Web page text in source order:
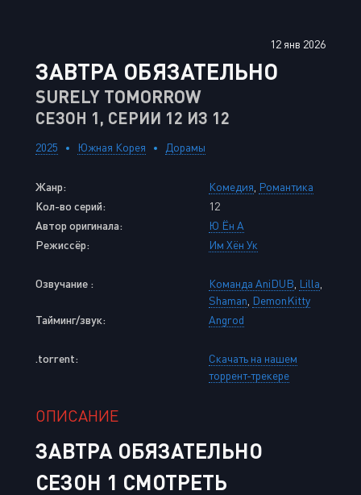
12 янв 2026
ЗАВТРА ОБЯЗАТЕЛЬНО
SURELY TOMORROW
СЕЗОН 1, СЕРИИ 12 ИЗ 12
2025 Южная Корея Дорамы
Жанр: Комедия Романтика
Кол-во серий:
12
Автор оригинала:
Ю Ён А
Режиссёр:
Им Хён Ук
Озвучание : Команда AniDUB Lilla
Shaman DemonKitty
Тайминг/звук:
Angrod
.torrent:
Скачать на нашем
торрент-трекере
ОПИСАНИЕ
ЗАВТРА ОБЯЗАТЕЛЬНО
СЕЗОН 1 СМОТРЕТЬ